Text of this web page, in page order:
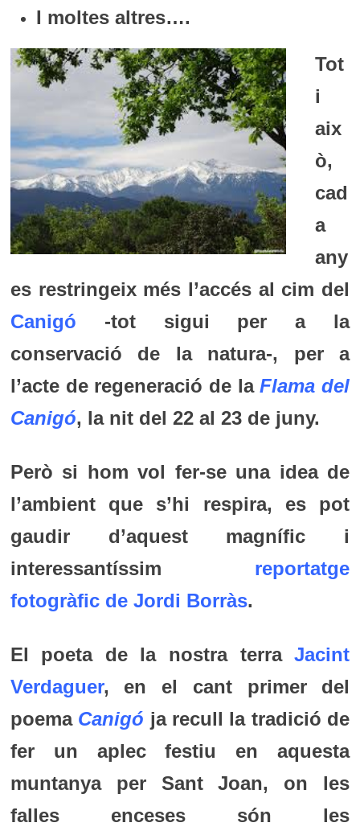
I moltes altres….
Tot
i
aix
ò,
cad
a
any
es restringeix més l’accés al cim del
Canigó -tot sigui per a la
conservació de la natura-, per a
l’acte de regeneració de laFlama del
Canigó, la nit del 22 al 23 de juny.
Però si hom vol fer-se una idea de
l’ambient que s’hi respira, es pot
gaudir d’aquest magnífic i
interessantíssim reportatge
fotogràfic de Jordi Borràs.
El poeta de la nostra terraJacint
Verdaguer, en el cant primer del
poema Canigó ja recull la tradició de
fer un aplec festiu en aquesta
muntanya per Sant Joan, on les
falles enceses són les